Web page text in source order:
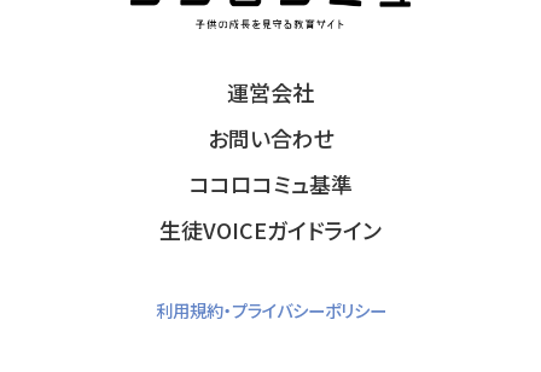
運営会社
お問い合わせ
ココロコミュ基準
生徒VOICEガイドライン
利用規約・プライバシーポリシー